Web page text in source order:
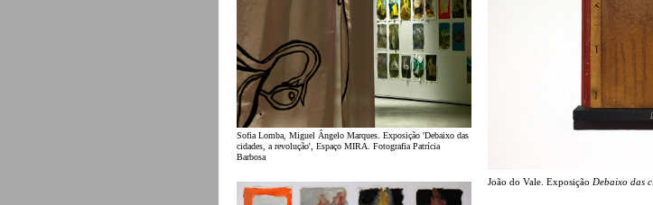
Sofia Lomba, Miguel Ângelo Marques. Exposição 'Debaixo das
cidades, a revolução', Espaço MIRA. Fotografia Patrícia
Barbosa
João do Vale. Exposição Debaixo das